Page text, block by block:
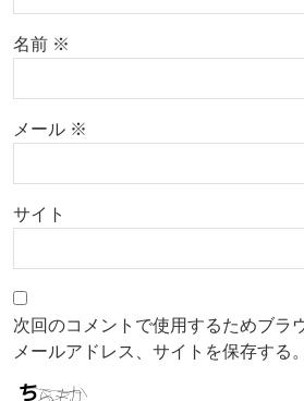
名前 ※
メール ※
サイト
次回のコメントで使用するためブラ
メールアドレス、サイトを保存する。